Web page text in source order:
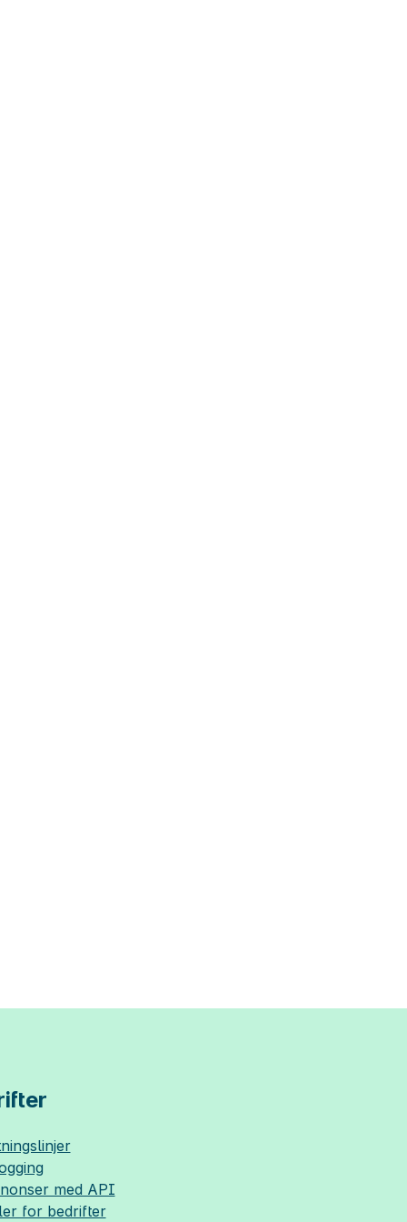
med API
for bedrifter